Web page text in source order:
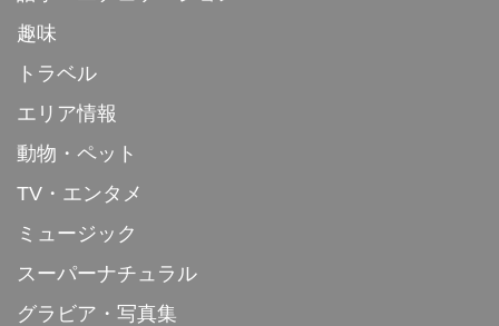
趣味
トラベル
エリア情報
動物・ペット
TV・エンタメ
ミュージック
スーパーナチュラル
グラビア・写真集